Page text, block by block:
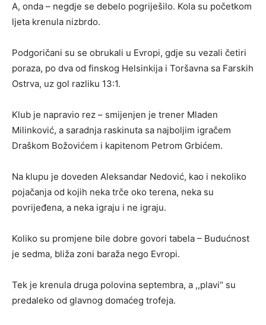
A, onda – negdje se debelo pogriješilo. Kola su početkom
ljeta krenula nizbrdo.
Podgoričani su se obrukali u Evropi, gdje su vezali četiri
poraza, po dva od finskog Helsinkija i Toršavna sa Farskih
Ostrva, uz gol razliku 13:1.
Klub je napravio rez – smijenjen je trener Mladen
Milinković, a saradnja raskinuta sa najboljim igračem
Draškom Božovićem i kapitenom Petrom Grbićem.
Na klupu je doveden Aleksandar Nedović, kao i nekoliko
pojačanja od kojih neka trče oko terena, neka su
povrijeđena, a neka igraju i ne igraju.
Koliko su promjene bile dobre govori tabela – Budućnost
je sedma, bliža zoni baraža nego Evropi.
Tek je krenula druga polovina septembra, a ,,plavi“ su
predaleko od glavnog domaćeg trofeja.